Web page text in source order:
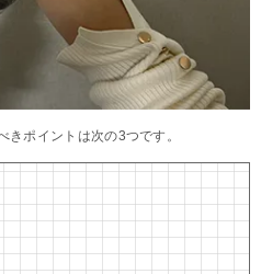
ポイントは次の3つです。